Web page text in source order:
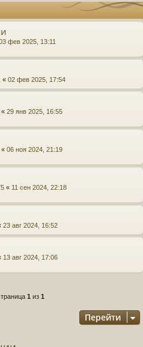
фев 2025, 13:11
« 02 фев 2025, 17:54
« 29 янв 2025, 16:55
« 06 ноя 2024, 21:19
« 11 сен 2024, 22:18
23 авг 2024, 16:52
13 авг 2024, 17:06
1 из 1
Перейти